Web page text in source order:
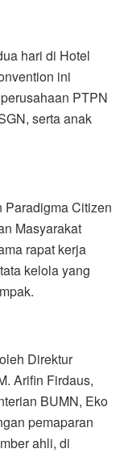
hari di Hotel
ini
PTPN
serta anak
Paradigma Citizen
Masyarakat
rapat kerja
kelola yang
Direktur
Arifin Firdaus,
BUMN, Eko
pemaparan
ahli, di